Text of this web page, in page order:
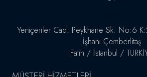
Yeniçeriler Cad. Peykhane Sk. No:6
İşhanı Çemberlitaş
Fatih / İstanbul /